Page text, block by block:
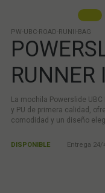
PW-UBC-ROAD-RUNII-BAG
RUNNER
La mochila Powerslide
y PU de primera calidad,
comodidad y un diseño
DISPONIBLE Entrega